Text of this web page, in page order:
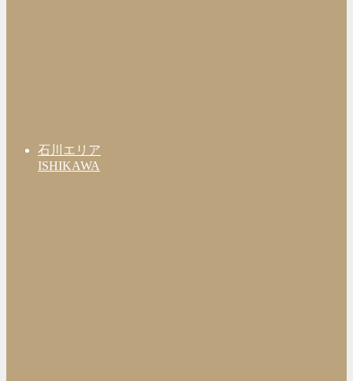
石川エリア
ISHIKAWA